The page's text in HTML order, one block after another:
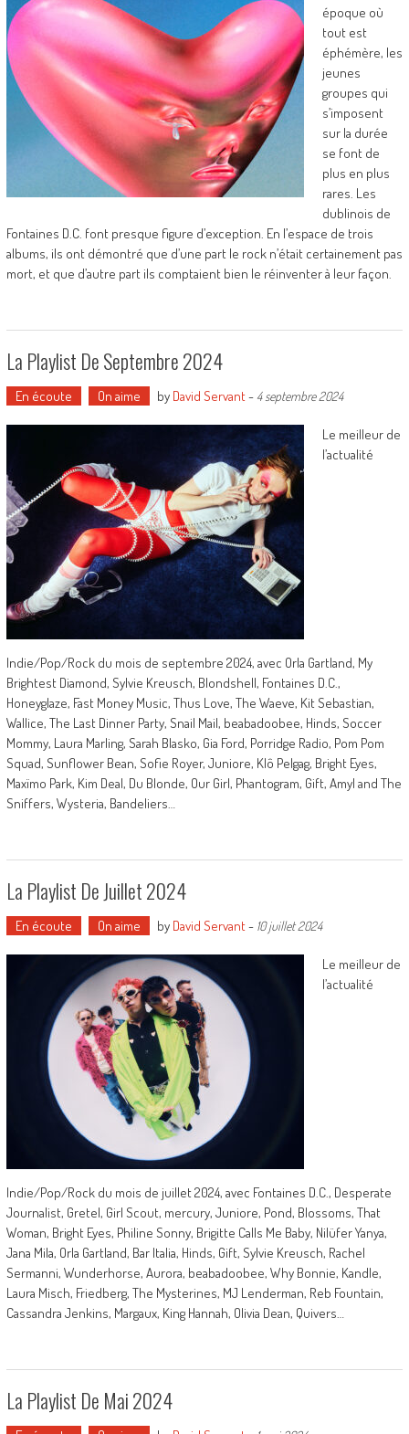
époque où
tout est
éphémère, les
jeunes
groupes qui
s’imposent
sur la durée
se font de
plus en plus
rares. Les
dublinois de
Fontaines D.C. font presque figure d’exception. En l’espace de trois
albums, ils ont démontré que d’une part le rock n’était certainement pas
mort, et que d’autre part ils comptaient bien le réinventer à leur façon.
La Playlist De Septembre 2024
En écoute On aime by David Servant- 4 septembre 2024
Le meilleur de
l’actualité
Indie/Pop/Rock du mois de septembre 2024, avec Orla Gartland, My
Brightest Diamond, Sylvie Kreusch, Blondshell, Fontaines D.C.,
Honeyglaze, Fast Money Music, Thus Love, The Waeve, Kit Sebastian,
Wallice, The Last Dinner Party, Snail Mail, beabadoobee, Hinds, Soccer
Mommy, Laura Marling, Sarah Blasko, Gia Ford, Porridge Radio, Pom Pom
Squad, Sunflower Bean, Sofie Royer, Juniore, Klô Pelgag, Bright Eyes,
Maxïmo Park, Kim Deal, Du Blonde, Our Girl, Phantogram, Gift, Amyl and The
Sniffers, Wysteria, Bandeliers…
La Playlist De Juillet 2024
En écoute On aime by David Servant- 10 juillet 2024
Le meilleur de
l’actualité
Indie/Pop/Rock du mois de juillet 2024, avec Fontaines D.C., Desperate
Journalist, Gretel, Girl Scout, mercury, Juniore, Pond, Blossoms, That
Woman, Bright Eyes, Philine Sonny, Brigitte Calls Me Baby, Nilüfer Yanya,
Jana Mila, Orla Gartland, Bar Italia, Hinds, Gift, Sylvie Kreusch, Rachel
Sermanni, Wunderhorse, Aurora, beabadoobee, Why Bonnie, Kandle,
Laura Misch, Friedberg, The Mysterines, MJ Lenderman, Reb Fountain,
Cassandra Jenkins, Margaux, King Hannah, Olivia Dean, Quivers…
La Playlist De Mai 2024